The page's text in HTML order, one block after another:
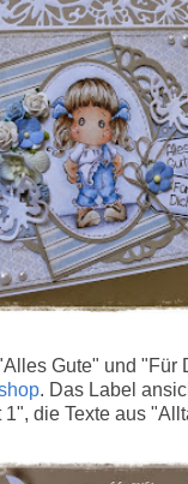
Gute" und "Für
. Das Label
die Texte aus